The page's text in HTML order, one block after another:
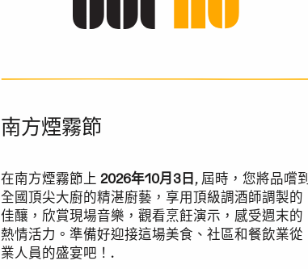
南方煙霧節
在南方煙霧節上 2026年10月3日 , 屆時，您將品嚐到
全國頂尖大廚的精湛廚藝，享用頂級調酒師調製的
佳釀，欣賞現場音樂，觀看烹飪演示，感受週末的
熱情活力。準備好迎接這場美食、社區和餐飲業從
業人員的盛宴吧！.